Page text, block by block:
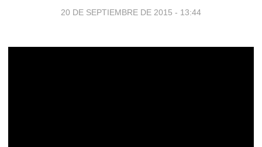
20 DE SEPTIEMBRE DE 2015 - 13:44